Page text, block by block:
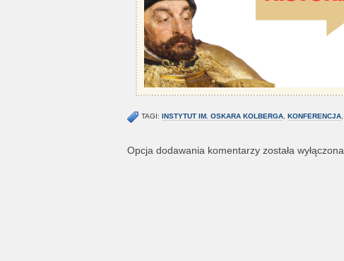
TAGI: INSTYTUT IM. OSKARA KOLBERGA, KONFERENCJA,
Opcja dodawania komentarzy została wyłączona.